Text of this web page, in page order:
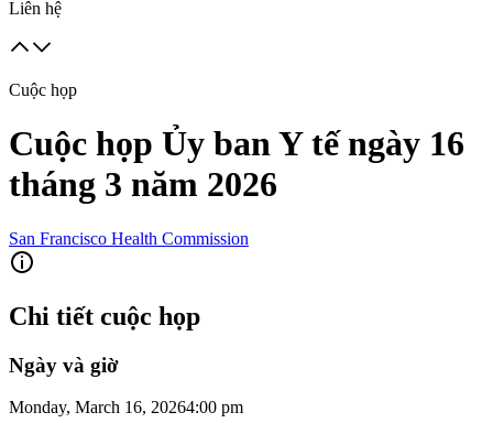
Liên hệ
Cuộc họp
Cuộc họp Ủy ban Y tế ngày 16
tháng 3 năm 2026
San Francisco Health Commission
Chi tiết cuộc họp
Ngày và giờ
Monday, March 16, 20264:00 pm